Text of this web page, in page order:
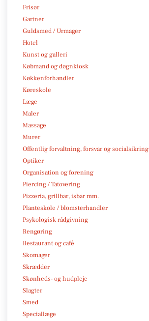
Frisør
Gartner
Guldsmed / Urmager
Hotel
Kunst og galleri
Købmand og døgnkiosk
Køkkenforhandler
Køreskole
Læge
Maler
Massage
Murer
Offentlig forvaltning, forsvar og socialsikring
Optiker
Organisation og forening
Piercing / Tatovering
Pizzeria, grillbar, isbar mm.
Planteskole / blomsterhandler
Psykologisk rådgivning
Rengøring
Restaurant og café
Skomager
Skrædder
Skønheds- og hudpleje
Slagter
Smed
Speciallæge